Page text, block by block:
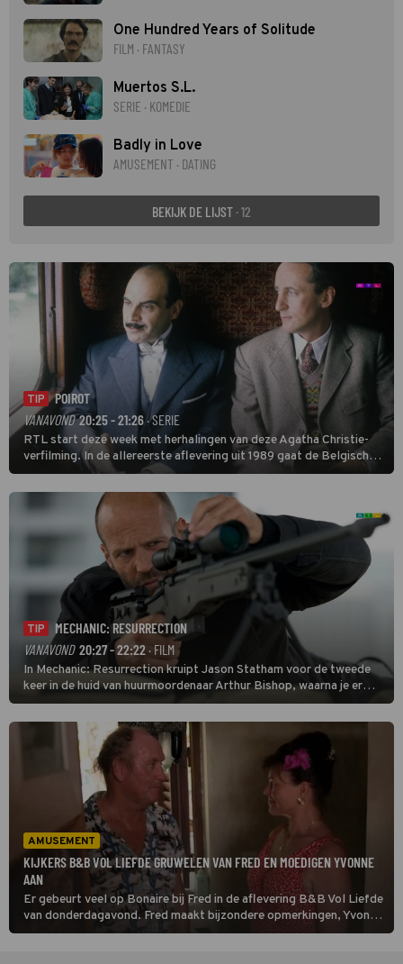
One Hundred Years of Solitude
FILM · FANTASY
Muertos S.L.
SERIE · KOMEDIE
Badly in Love
AMUSEMENT · DATING
BEKIJK DE LIJST · 12
TIP
POIROT
VANAVOND 20:25 - 21:26 · SERIE
RTL start deze week met herhalingen van deze Agatha Christie-
verfilming. In de allereerste aflevering uit 1989 gaat de Belgische
speurder op zoek naar een vermiste kok. Poirot raakt al snel
verwikkeld in een moordzaak. (HH)
TIP
MECHANIC: RESURRECTION
VANAVOND 20:27 - 22:22· FILM
In Mechanic: Resurrection kruipt Jason Statham voor de tweede
keer in de huid van huurmoordenaar Arthur Bishop, waarna je er
donder op kunt zeggen dat er van Bishops geplande pensioen niet
veel terechtkomt.
AMUSEMENT
KIJKERS B&B VOL LIEFDE GRUWELEN VAN FRED EN MOEDIGEN YVONNE
AAN
Er gebeurt veel op Bonaire bij Fred in de aflevering B&B Vol Liefde
van donderdagavond. Fred maakt bijzondere opmerkingen, Yvonne
bijt van zich af en Doete maakt haar intrede.